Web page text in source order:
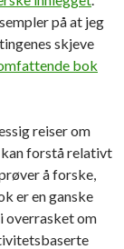
på at jeg
skjeve
bok
reiser om
kan forstå relativt
å forske,
er en ganske
overrasket om